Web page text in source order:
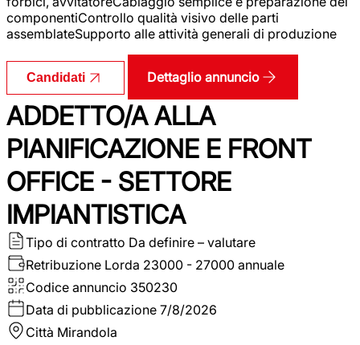
componentiControllo qualità visivo delle parti
assemblateSupporto alle attività generali di produzione
Candidati Dettaglio annuncio
ADDETTO/A ALLA
PIANIFICAZIONE E FRONT
OFFICE - SETTORE
IMPIANTISTICA
Tipo di contratto Da definire – valutare
Retribuzione Lorda 23000 - 27000 annuale
Codice annuncio 350230
Data di pubblicazione 7/8/2026
Città Mirandola